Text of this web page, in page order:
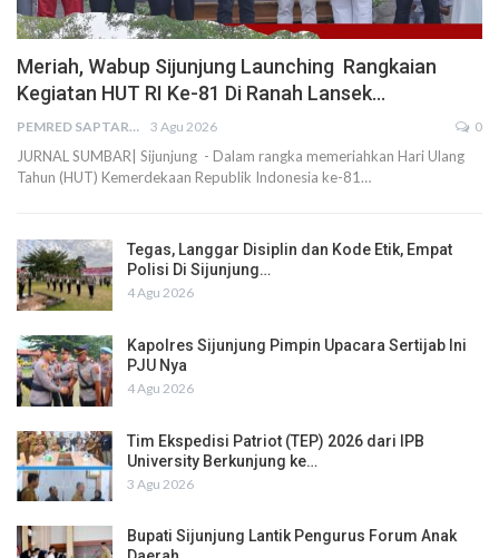
Meriah, Wabup Sijunjung Launching Rangkaian
Kegiatan HUT RI Ke-81 Di Ranah Lansek…
PEMRED SAPTARIUS 3 Agu 2026 0
JURNAL SUMBAR| Sijunjung - Dalam rangka memeriahkan Hari Ulang
Tahun (HUT) Kemerdekaan Republik Indonesia ke-81…
Tegas, Langgar Disiplin dan Kode Etik, Empat
Polisi Di Sijunjung…
4 Agu 2026
Kapolres Sijunjung Pimpin Upacara Sertijab Ini
PJU Nya
4 Agu 2026
Tim Ekspedisi Patriot (TEP) 2026 dari IPB
University Berkunjung ke…
3 Agu 2026
Bupati Sijunjung Lantik Pengurus Forum Anak